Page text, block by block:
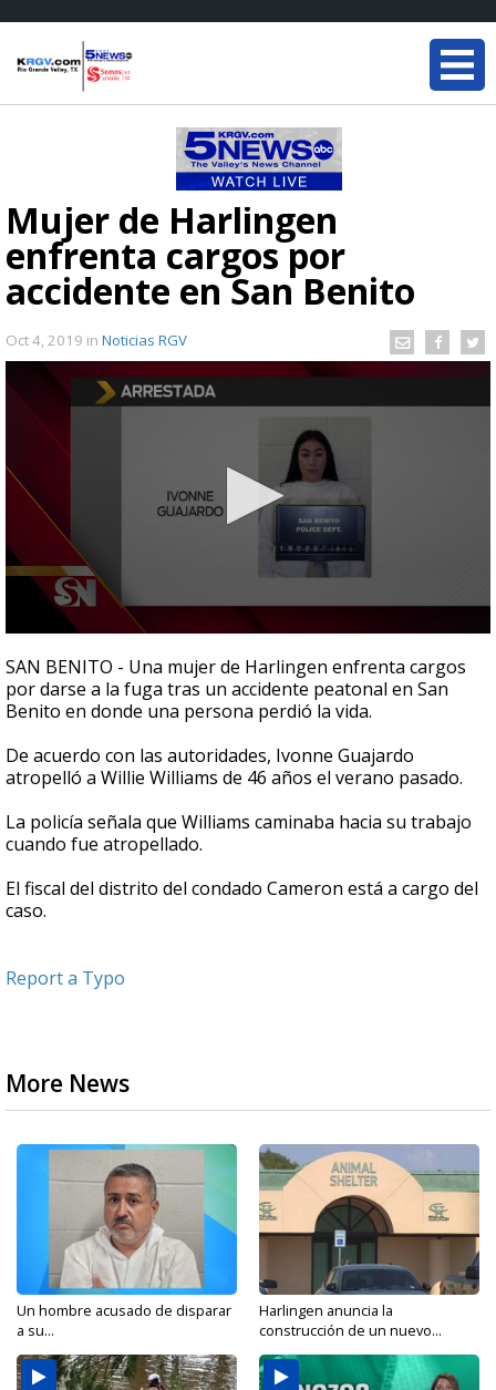
Mujer de Harlingen
enfrenta cargos por
accidente en San Benito
Oct 4, 2019 in Noticias RGV
seconds
of
29
seconds
SAN BENITO - Una mujer de Harlingen enfrenta cargos
por darse a la fuga tras un accidente peatonal en San
Benito en donde una persona perdió la vida.
De acuerdo con las autoridades, Ivonne Guajardo
atropelló a Willie Williams de 46 años el verano pasado.
La policía señala que Williams caminaba hacia su trabajo
cuando fue atropellado.
El fiscal del distrito del condado Cameron está a cargo del
caso.
Report a Typo
More News
Un hombre acusado de disparar
a su...
Harlingen anuncia la
construcción de un nuevo...